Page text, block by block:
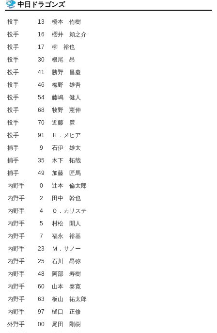
中日ドラゴンズ
投手 13
橋本 侑樹
投手
16
櫻井 頼之介
投手
17
柳 裕也
投手
30
根尾 昂
投手
41
勝野 昌慶
投手
46
梅野 雄吾
投手
54
藤嶋 健人
投手
68
牧野 憲伸
投手
70
近藤 廉
投手
91
Ｈ．メヒア
捕手
9
石伊 雄太
捕手
35
木下 拓哉
捕手
49
加藤 匠馬
内野手
0
辻本 倫太郎
内野手
2
田中 幹也
内野手
4
Ｏ．カリステ
内野手
5
村松 開人
内野手
7
福永 裕基
内野手
23
Ｍ．サノー
内野手
25
石川 昂弥
内野手
48
阿部 寿樹
内野手
60
山本 泰寛
内野手
63
板山 祐太郎
内野手
97
樋口 正修
外野手
00
尾田 剛樹